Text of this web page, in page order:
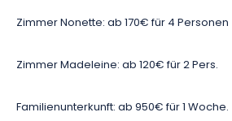
Dieser goldene Kokon bietet Ihnen eine
verspricht Ihnen eine Cocooning-
Zimmer Nonette: ab 170€ für 4 Personen
Zimmer Madeleine: ab 120€ für 2 Pers.
Familienunterkunft: ab 950€ für 1 Woche.